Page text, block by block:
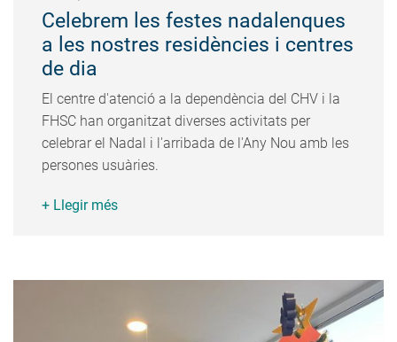
Celebrem les festes nadalenques
a les nostres residències i centres
de dia
El centre d'atenció a la dependència del CHV i la
FHSC han organitzat diverses activitats per
celebrar el Nadal i l'arribada de l'Any Nou amb les
persones usuàries.
+ Llegir més